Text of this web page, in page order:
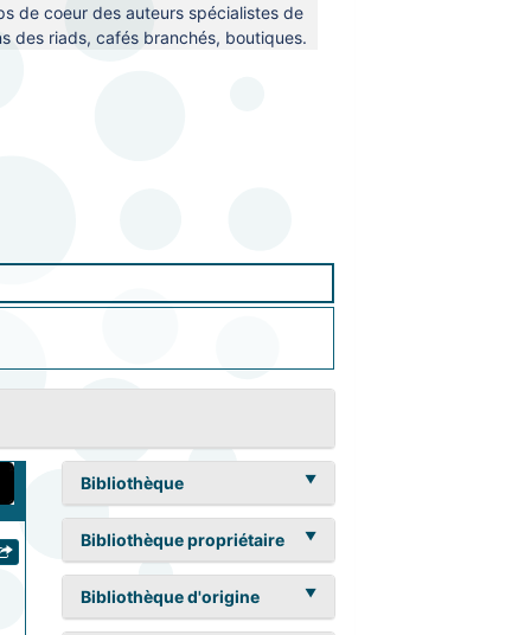
de coeur des auteurs spécialistes de
des riads, cafés branchés, boutiques.
Bibliothèque
Bibliothèque propriétaire
Bibliothèque d'origine